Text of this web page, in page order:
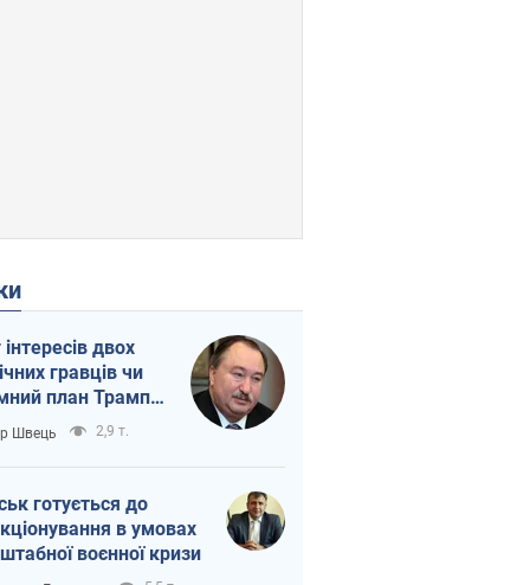
інтересів двох
гравців чи
план Трампа
Швець 2,9 т.
готується до
в умовах
воєнної кризи